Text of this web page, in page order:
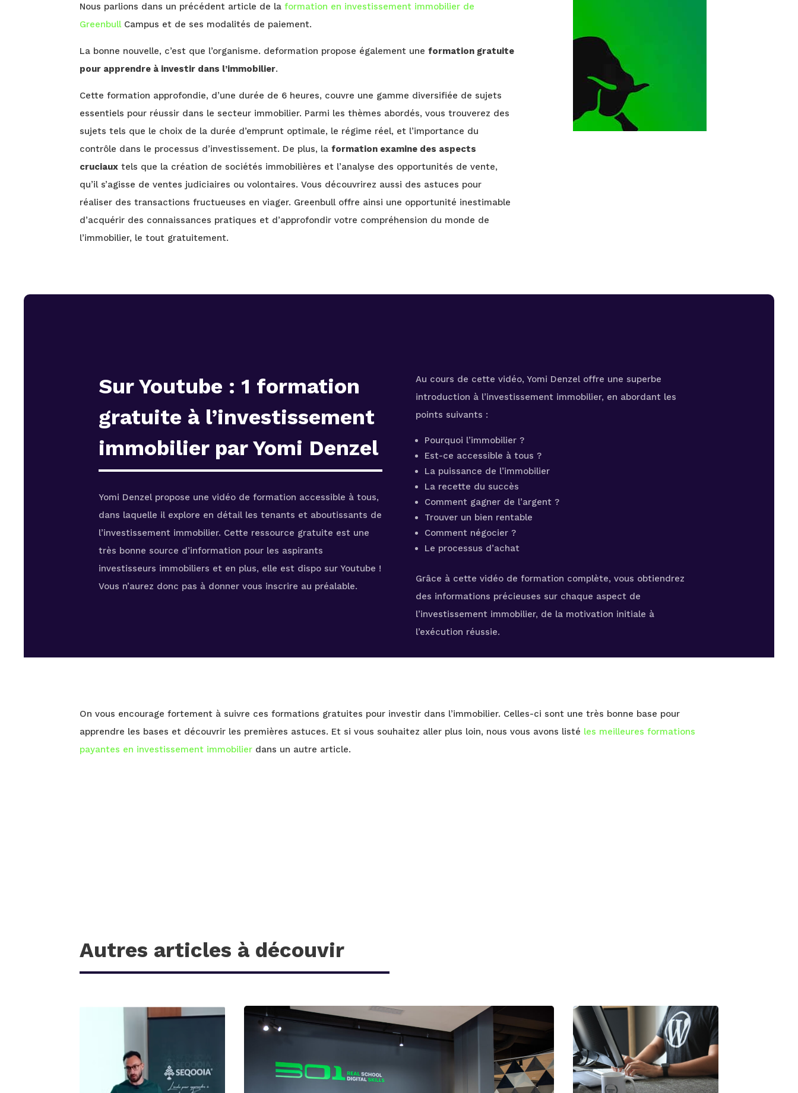
Nous parlions dans un précédent article de laformation en investissement immobilier de
GreenbullCampus et de ses modalités de paiement.
La bonne nouvelle, c’est que l’organisme. deformation propose également uneformation gratuite
pour apprendre à investir dans l’immobilier.
Cette formation approfondie, d’une durée de 6 heures, couvre une gamme diversifiée de sujets
essentiels pour réussir dans le secteur immobilier. Parmi les thèmes abordés, vous trouverez des
sujets tels que le choix de la durée d’emprunt optimale, le régime réel, et l’importance du
contrôle dans le processus d’investissement. De plus, laformation examine des aspects
cruciaux tels que la création de sociétés immobilières et l’analyse des opportunités de vente,
qu’il s’agisse de ventes judiciaires ou volontaires. Vous découvrirez aussi des astuces pour
réaliser des transactions fructueuses en viager. Greenbull offre ainsi une opportunité inestimable
d’acquérir des connaissances pratiques et d’approfondir votre compréhension du monde de
l’immobilier, le tout gratuitement.
Sur Youtube : 1 formation
gratuite à l’investissement
immobilier par Yomi Denzel
Yomi Denzel propose une vidéo de formation accessible à tous,
dans laquelle il explore en détail les tenants et aboutissants de
l’investissement immobilier. Cette ressource gratuite est une
très bonne source d’information pour les aspirants
investisseurs immobiliers et en plus, elle est dispo sur Youtube !
Vous n’aurez donc pas à donner vous inscrire au préalable.
Au cours de cette vidéo, Yomi Denzel offre une superbe
introduction à l’investissement immobilier, en abordant les
points suivants :
Pourquoi l’immobilier ?
Est-ce accessible à tous ?
La puissance de l’immobilier
La recette du succès
Comment gagner de l’argent ?
Trouver un bien rentable
Comment négocier ?
Le processus d’achat
Grâce à cette vidéo de formation complète, vous obtiendrez
des informations précieuses sur chaque aspect de
l’investissement immobilier, de la motivation initiale à
l’exécution réussie.
On vous encourage fortement à suivre ces formations gratuites pour investir dans l’immobilier. Celles-ci sont une très bonne base pour
apprendre les bases et découvrir les premières astuces. Et si vous souhaitez aller plus loin, nous vous avons listé les meilleures formations
payantes en investissement immobilier dans un autre article.
Autres articles à découvir